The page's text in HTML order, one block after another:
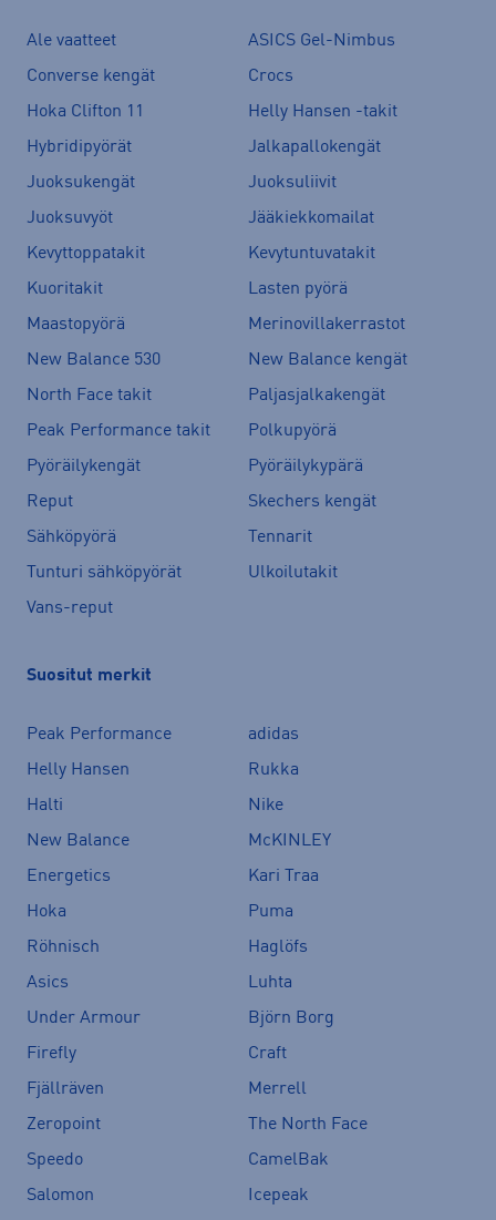
Ale vaatteet
ASICS Gel-Nimbus
Converse kengät
Crocs
Hoka Clifton 11
Helly Hansen -takit
Hybridipyörät
Jalkapallokengät
Juoksukengät
Juoksuliivit
Juoksuvyöt
Jääkiekkomailat
Kevyttoppatakit
Kevytuntuvatakit
Kuoritakit
Lasten pyörä
Maastopyörä
Merinovillakerrastot
New Balance 530
New Balance kengät
North Face takit
Paljasjalkakengät
Peak Performance takit
Polkupyörä
Pyöräilykengät
Pyöräilykypärä
Reput
Skechers kengät
Sähköpyörä
Tennarit
Tunturi sähköpyörät
Ulkoilutakit
Vans-reput
Suositut merkit
Peak Performance
adidas
Helly Hansen
Rukka
Halti
Nike
New Balance
McKINLEY
Energetics
Kari Traa
Hoka
Puma
Röhnisch
Haglöfs
Asics
Luhta
Under Armour
Björn Borg
Firefly
Craft
Fjällräven
Merrell
Zeropoint
The North Face
Speedo
CamelBak
Salomon
Icepeak